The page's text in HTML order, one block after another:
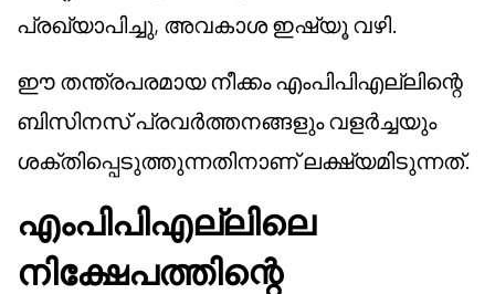
പ്രഖ്യാപിച്ചു, അവകാശ ഇഷ്യൂ വഴി.
ഈ തന്ത്രപരമായ നീക്കം എംപിപിഎല്ലിന്റെ
ബിസിനസ് പ്രവർത്തനങ്ങളും വളർച്ചയും
ശക്തിപ്പെടുത്തുന്നതിനാണ് ലക്ഷ്യമിടുന്നത്.
എംപിപിഎല്ലിലെ
നിക്ഷേപത്തിന്റെ